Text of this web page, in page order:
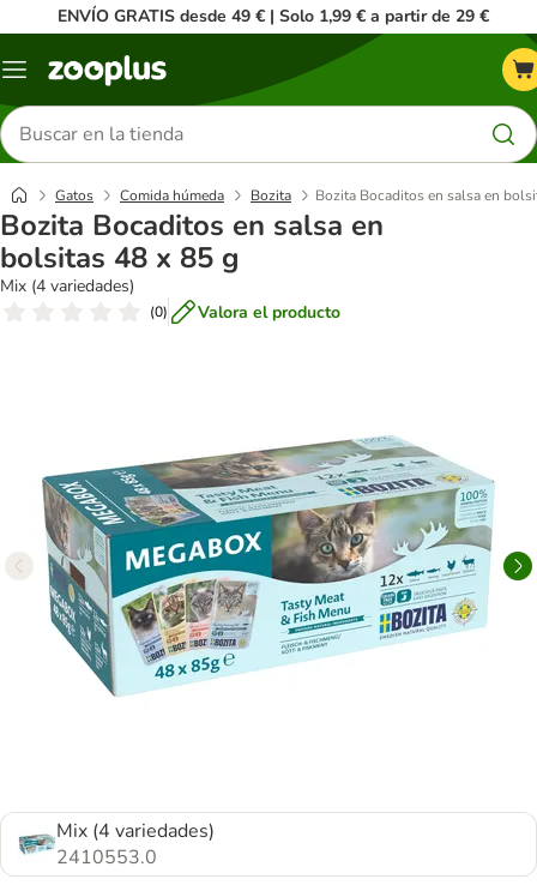
ENVÍO GRATIS desde 49 € | Solo 1,99 € a partir de 29 €
Menú
Buscar
productos
Gatos Comida húmeda Bozita Bozita Bocaditos en salsa en
Bozita Bocaditos en salsa en
bolsitas 48 x 85 g
Mix (4 variedades)
(0) Valora el producto
Mix (4 variedades)
2410553.0